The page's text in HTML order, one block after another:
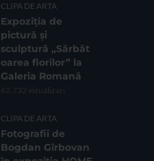
CLIPA DE ARTA
Expoziția de
pictură și
sculptură „Sărbăt
oarea florilor” la
Galeria Romană
62.732 vizualizari
CLIPA DE ARTA
Fotografii de
Bogdan Gîrbovan